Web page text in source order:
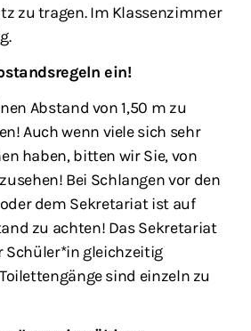
zu tragen. Im Klassenzimmer
ein!
Abstand von 1,50 m zu
Auch wenn viele sich sehr
haben, bitten wir Sie, von
Bei Schlangen vor den
dem Sekretariat ist auf
zu achten! Das Sekretariat
Schüler*in gleichzeitig
sind einzeln zu